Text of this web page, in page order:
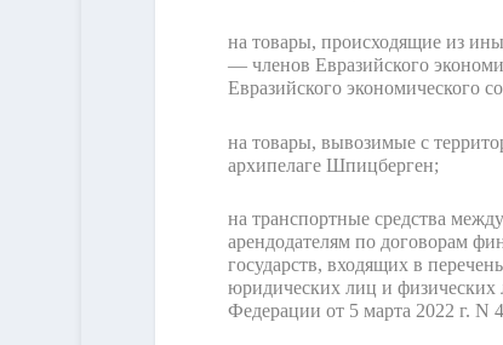
на товары, происходящие из
— членов Евразийского
Евразийского экономического
на товары, вывозимые с
архипелаге Шпицберген;
на транспортные средства
арендодателям по договорам
государств, входящих в
юридических лиц и физических
Федерации от 5 марта 2022 г. N